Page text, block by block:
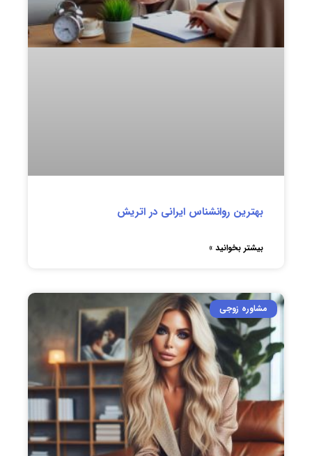
بهترین روانشناس ایرانی در اتریش
بیشتر بخوانید »
مشاوره زوجی